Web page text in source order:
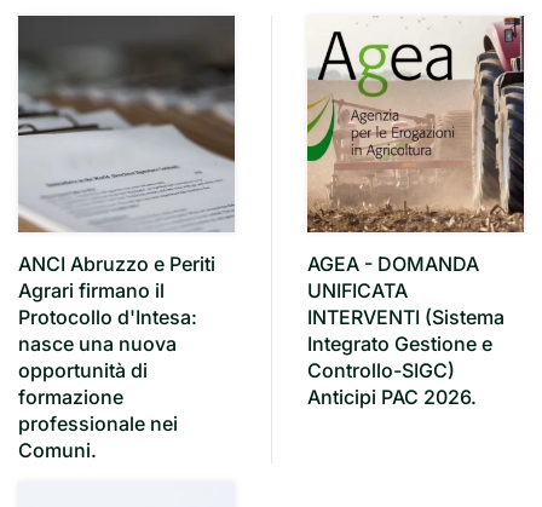
ANCI Abruzzo e Periti
Agrari firmano il
Protocollo d'Intesa:
nasce una nuova
opportunità di
formazione
professionale nei
Comuni.
AGEA - DOMANDA
UNIFICATA
INTERVENTI (Sistema
Integrato Gestione e
Controllo-SIGC)
Anticipi PAC 2026.